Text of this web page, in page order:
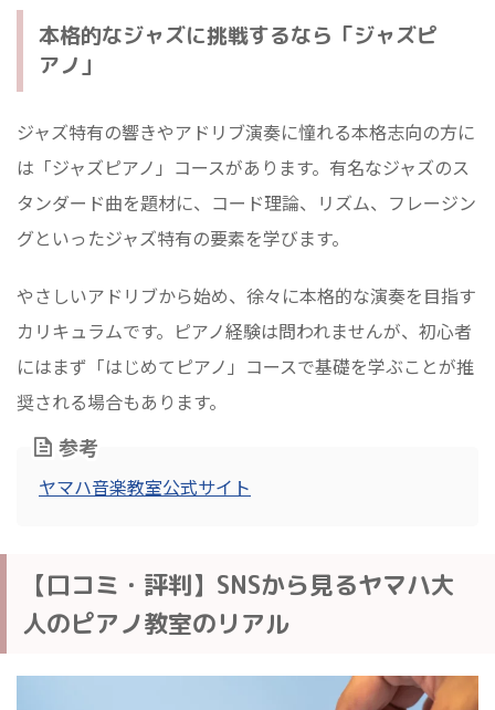
本格的なジャズに挑戦するなら「ジャズピ
アノ」
ジャズ特有の響きやアドリブ演奏に憧れる本格志向の方に
は「ジャズピアノ」コースがあります。有名なジャズのス
タンダード曲を題材に、コード理論、リズム、フレージン
グといったジャズ特有の要素を学びます。
やさしいアドリブから始め、徐々に本格的な演奏を目指す
カリキュラムです。ピアノ経験は問われませんが、初心者
にはまず「はじめてピアノ」コースで基礎を学ぶことが推
奨される場合もあります。
参考
ヤマハ音楽教室公式サイト
【口コミ・評判】SNSから見るヤマハ大
人のピアノ教室のリアル